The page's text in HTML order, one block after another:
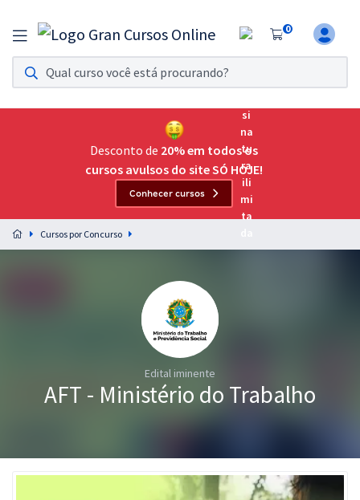
0
Assinatura Ilimitada 11
Acesso a todos os cursos. Teste grátis por 7 dias!
Assinatura OAB Até Passar
Acesso ilimitado a toda preparação para o Exame da
Preparação completa e intensiva para as principais
residências em saúde do Brasil
Graduação
Desconto de 20% em todos os
cursos avulsos do site SÓ HOJE!
Conhecer cursos
Cursos por Concurso
Edital iminente
AFT - Ministério do Trabalho